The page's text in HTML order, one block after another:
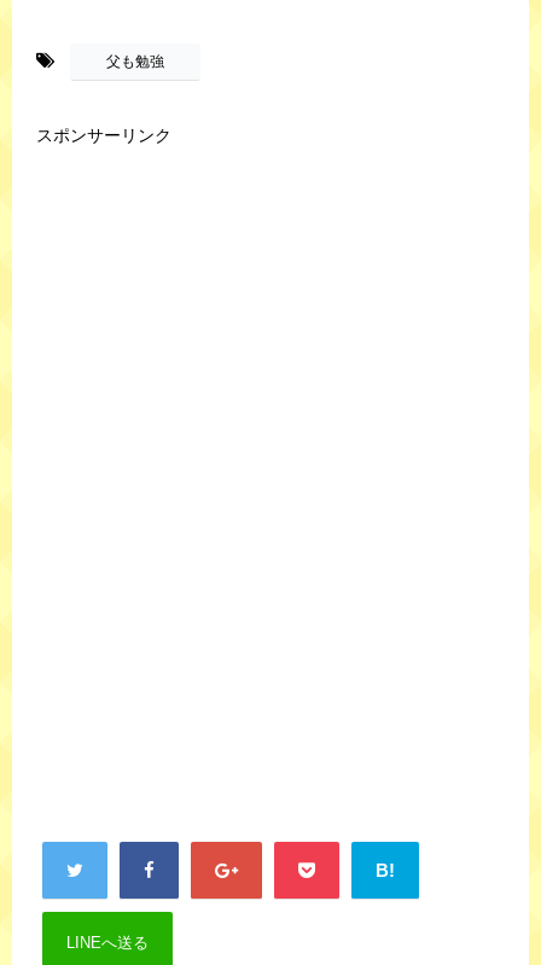
父も勉強
スポンサーリンク
B!
LINEへ送る